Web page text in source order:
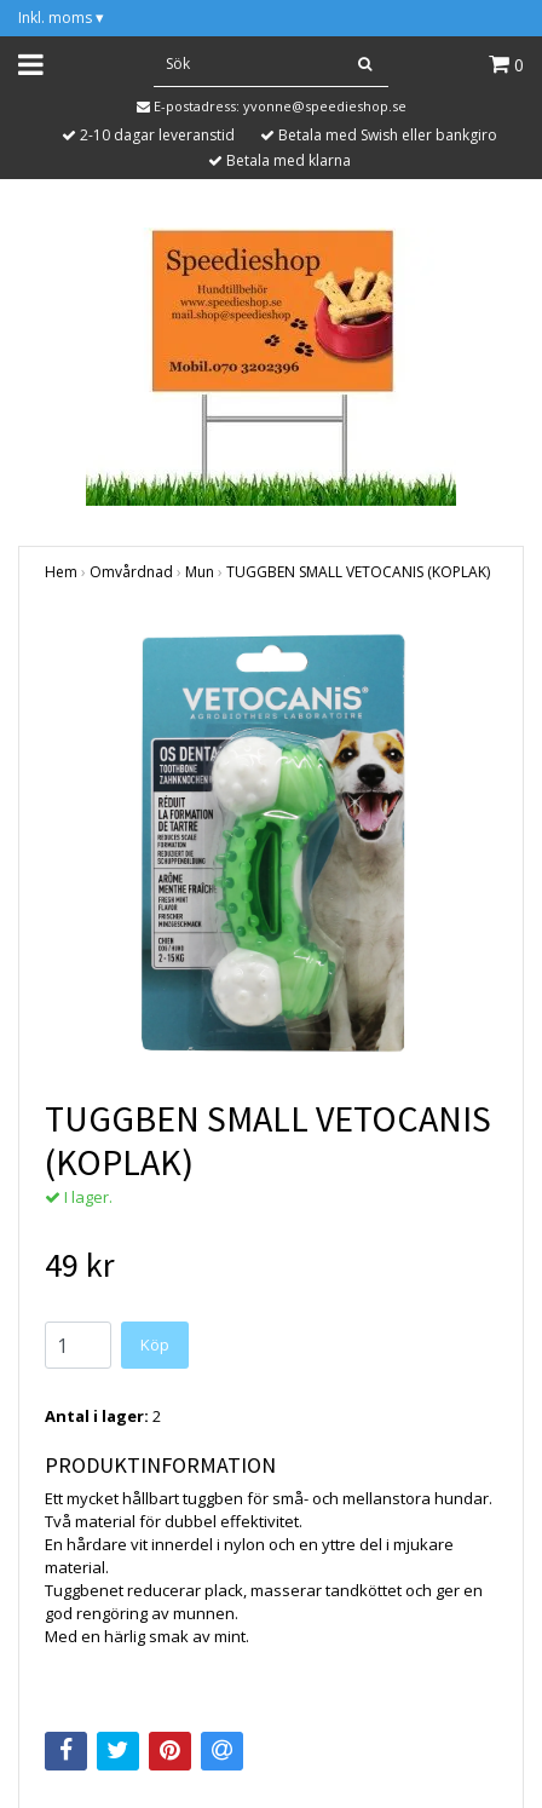
Inkl. moms ▾
0
E-postadress: yvonne@speedieshop.se
2-10 dagar leveranstid
Betala med Swish eller bankgiro
Betala med klarna
Hem › Omvårdnad › Mun › TUGGBEN SMALL VETOCANIS (KOPLAK)
TUGGBEN SMALL VETOCANIS
(KOPLAK)
I lager.
49 kr
Köp
Antal i lager: 2
PRODUKTINFORMATION
Ett mycket hållbart tuggben för små- och mellanstora hundar.
Två material för dubbel effektivitet.
En hårdare vit innerdel i nylon och en yttre del i mjukare
material.
Tuggbenet reducerar plack, masserar tandköttet och ger en
god rengöring av munnen.
Med en härlig smak av mint.